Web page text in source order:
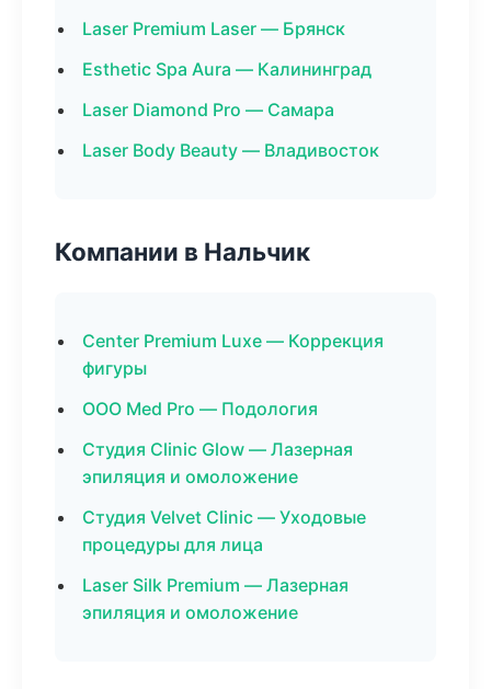
Laser Premium Laser — Брянск
Esthetic Spa Aura — Калининград
Laser Diamond Pro — Самара
Laser Body Beauty — Владивосток
Компании в Нальчик
Center Premium Luxe — Коррекция
фигуры
ООО Med Pro — Подология
Студия Clinic Glow — Лазерная
эпиляция и омоложение
Студия Velvet Clinic — Уходовые
процедуры для лица
Laser Silk Premium — Лазерная
эпиляция и омоложение